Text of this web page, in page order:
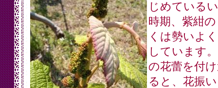
じめている
時期、紫紺
くは勢いよ
しています
の花蕾を付
ると、花振